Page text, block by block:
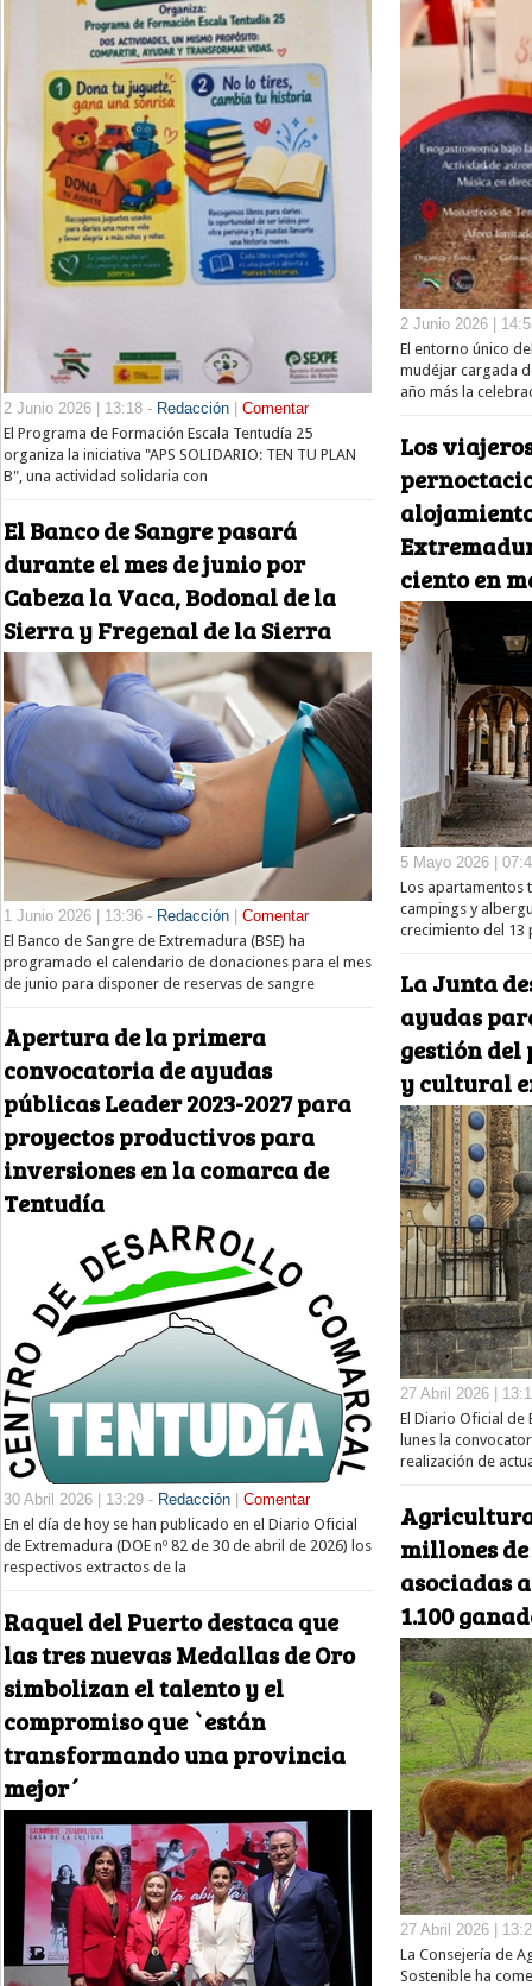
2 Junio 2026 | 13:18 - Redacción
Comentar
El Programa de Formación Escala Tentudía 25
organiza la iniciativa "APS SOLIDARIO: TEN TU PLAN
B", una actividad solidaria con
El Banco de Sangre pasará
durante el mes de junio por
Cabeza la Vaca, Bodonal de la
Sierra y Fregenal de la Sierra
1 Junio 2026 | 13:36 - Redacción
Comentar
El Banco de Sangre de Extremadura (BSE) ha
programado el calendario de donaciones para el mes
de junio para disponer de reservas de sangre
Apertura de la primera
convocatoria de ayudas
públicas Leader 2023-2027 para
proyectos productivos para
inversiones en la comarca de
Tentudía
30 Abril 2026 | 13:29 - Redacción
Comentar
En el día de hoy se han publicado en el Diario Oficial
de Extremadura (DOE nº 82 de 30 de abril de 2026) los
respectivos extractos de la
Raquel del Puerto destaca que
las tres nuevas Medallas de Oro
simbolizan el talento y el
compromiso que `están
transformando una provincia
mejor´
2 Junio 2026 |
El entorno único
mudéjar cargada
año más la
Los
ciento en
5 Mayo 2026 |
Los apartamentos
campings y
crecimiento del 13
La Junta
ayudas
gestión
y cultural
27 Abril 2026 |
El Diario Oficial de
lunes la
realización de
Agricultura
millones
asociadas
1.100
27 Abril 2026 |
La Consejería de
Sostenible ha